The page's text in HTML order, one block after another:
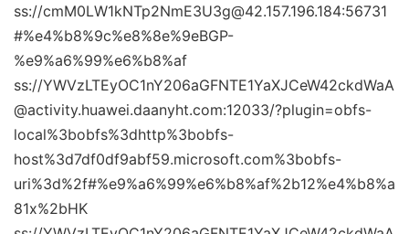
ss://cmM0LW1kNTp2NmE3U3g@42.157.196.184:56731
#%e4%b8%9c%e8%8e%9eBGP-
%e9%a6%99%e6%b8%af
ss://YWVzLTEyOC1nY206aGFNTE1YaXJCeW42ckdWaA
@activity.huawei.daanyht.com:12033/?plugin=obfs-
local%3bobfs%3dhttp%3bobfs-
host%3d7df0df9abf59.microsoft.com%3bobfs-
uri%3d%2f#%e9%a6%99%e6%b8%af%2b12%e4%b8%a
81x%2bHK